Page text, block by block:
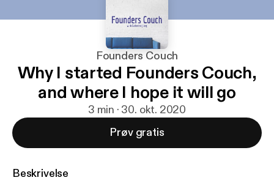
Founders Couch
Why I started Founders Couch,
and where I hope it will go
3 min · 30. okt. 2020
Prøv gratis
Beskrivelse